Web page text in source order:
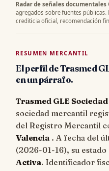
Radar de señales documentales
agregados sobre fuentes
crediticia oficial, recomendación
RESUMEN MERCANTIL
El perfil de Trasmed
en un párrafo.
Trasmed GLE
sociedad mercantil
del Registro Mercantil
Valencia . A fecha del
(2026-01-16), su
Activa. Identificador